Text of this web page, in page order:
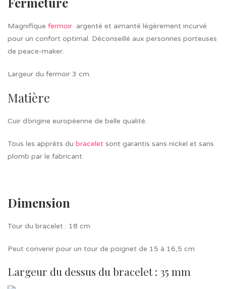
Magnifique fermoir argenté et aimanté légèrement incurvé
pour un confort optimal. Déconseillé aux personnes porteuses
de peace-maker.
Largeur du fermoir 3 cm.
Matière
Cuir d’origine européenne de belle qualité.
Tous les apprêts du bracelet sont garantis sans nickel et sans
plomb par le fabricant.
Dimension
Tour du bracelet : 18 cm
Peut convenir pour un tour de poignet de 15 à 16,5 cm.
Largeur du dessus du bracelet : 35 mm